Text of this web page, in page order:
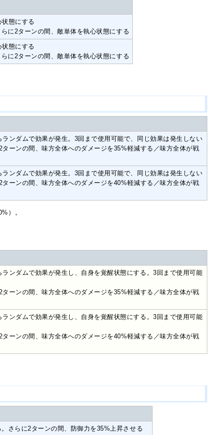
態にする
に2ターンの間、敵単体を執心状態にする
態にする
に2ターンの間、敵単体を執心状態にする
ンダムで効果が発生。3回まで使用可能で、同じ効果は発生しない
ーンの間、味方全体へのダメージを35%軽減する／味方全体が戦
ンダムで効果が発生。3回まで使用可能で、同じ効果は発生しない
ーンの間、味方全体へのダメージを40%軽減する／味方全体が戦
）。
ンダムで効果が発生し、自身を覚醒状態にする。3回まで使用可能
ーンの間、味方全体へのダメージを35%軽減する／味方全体が戦
ンダムで効果が発生し、自身を覚醒状態にする。3回まで使用可能
ーンの間、味方全体へのダメージを40%軽減する／味方全体が戦
さらに2ターンの間、防御力を35%上昇させる